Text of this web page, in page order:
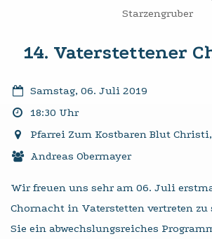
Starzengruber
14. Vaterstettener
Samstag, 06. Juli 2019
18:30 Uhr
Pfarrei Zum Kostbaren Blut
Andreas Obermayer
Wir freuen uns sehr am 06. Juli
Chornacht in Vaterstetten vertreten zu
Sie ein abwechslungsreiches